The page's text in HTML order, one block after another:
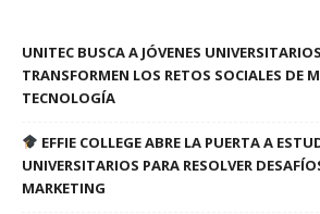
UNITEC BUSCA A JÓVENES
TRANSFORMEN LOS RETOS SOCIALES DE
TECNOLOGÍA
EFFIE COLLEGE ABRE LA PUERTA A
UNIVERSITARIOS PARA RESOLVER
MARKETING